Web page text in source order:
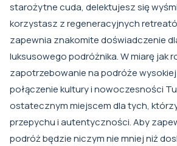
starożytne cuda, delektujesz się
korzystasz z regeneracyjnych
zapewnia znakomite doświadczenie
luksusowego podróżnika. W miarę jak
zapotrzebowanie na podróże wysokiej
połączenie kultury i nowoczesności
ostatecznym miejscem dla tych,
przepychu i autentyczności. Aby
podróż będzie niczym nie mniej niż